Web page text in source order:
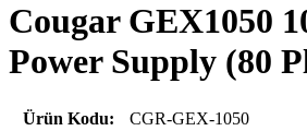
Cougar GEX1050
Power Supply (80
Ürün Kodu:
CGR-GEX-1050